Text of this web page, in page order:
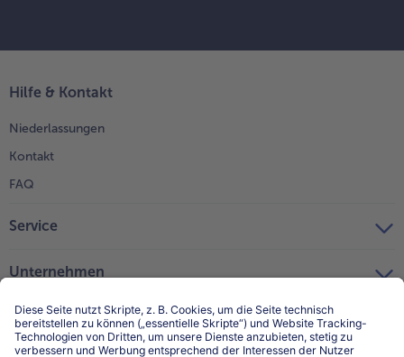
Hilfe & Kontakt
Niederlassungen
Kontakt
FAQ
Service
Unternehmen
Über uns